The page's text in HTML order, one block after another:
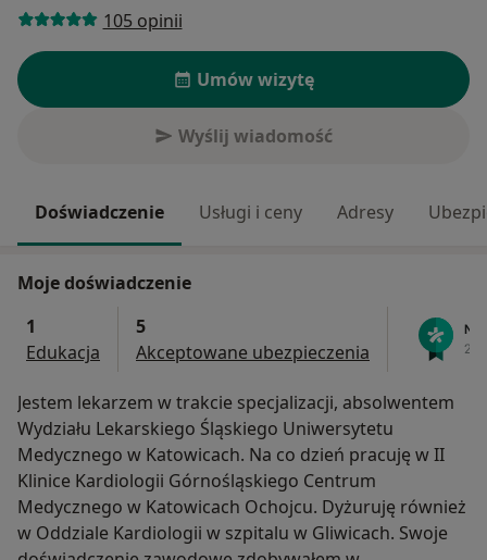
105 opinii
Umów wizytę
Wyślij wiadomość
Doświadczenie Usługi i ceny Adresy
Moje doświadczenie
1
Edukacja
5
Akceptowane ubezpieczenia
Jestem lekarzem w trakcie specjalizacji, absolwentem
Wydziału Lekarskiego Śląskiego Uniwersytetu
Medycznego w Katowicach. Na co dzień pracuję w II
Klinice Kardiologii Górnośląskiego Centrum
Medycznego w Katowicach Ochojcu. Dyżuruję również
w Oddziale Kardiologii w szpitalu w Gliwicach. Swoje